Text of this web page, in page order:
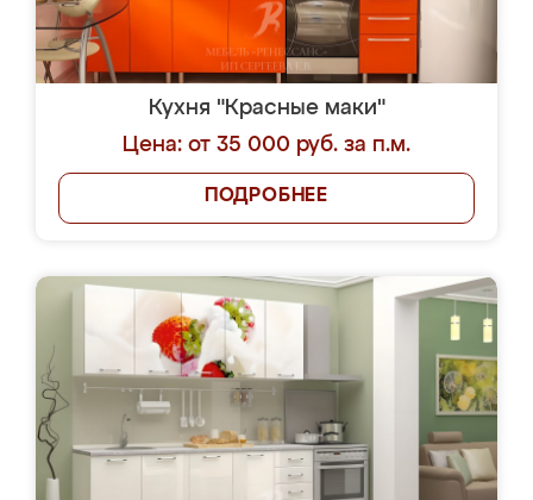
Кухня "Красные маки"
Цена: от 35 000 руб. за п.м.
ПОДРОБНЕЕ